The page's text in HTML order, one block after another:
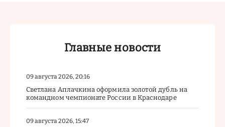
Главные новости
09 августа 2026, 20:16
Светлана Аплачкина оформила золотой дубль на
командном чемпионате России в Краснодаре
09 августа 2026, 15:47